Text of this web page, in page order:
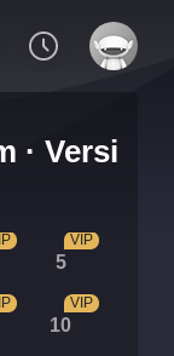
· Versi
5
VIP
10
VIP